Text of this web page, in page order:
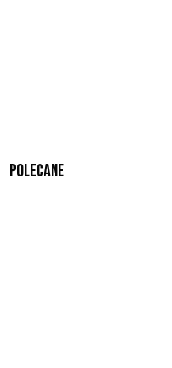
Polecane